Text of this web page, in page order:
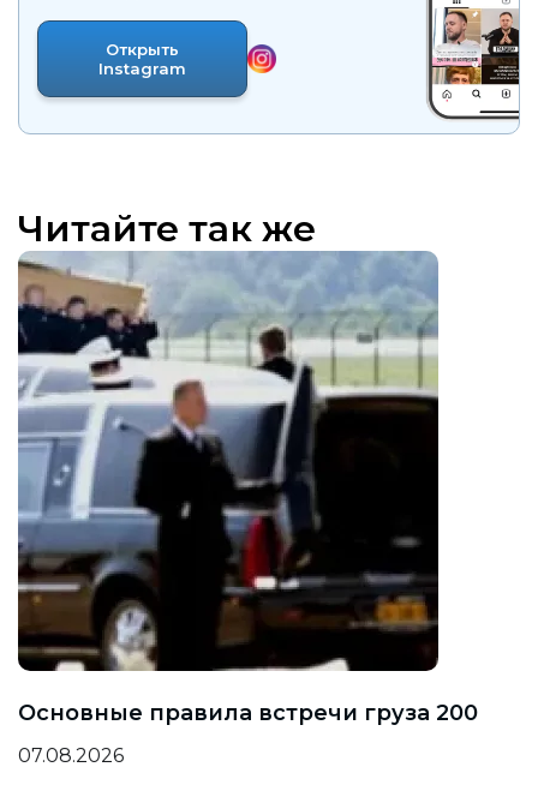
Открыть
Instagram
Читайте так же
Основные правила встречи груза 200
07.08.2026